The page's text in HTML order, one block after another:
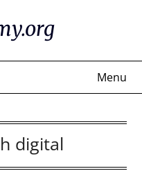
Menu
digital